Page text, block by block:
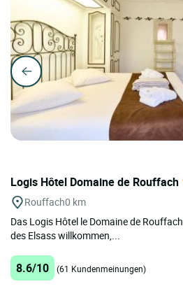
Logis Hôtel Domaine de Rouffach
Rouffach0 km
Das Logis Hôtel le Domaine de
des Elsass willkommen,...
8.6/10 (61 Kundenmeinungen)